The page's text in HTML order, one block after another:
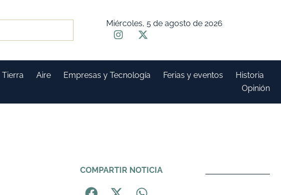
Miércoles, 5 de agosto de 2026
Tierra Aire Empresas y Tecnología Ferias y eventos
Historia
Opinión
COMPARTIR NOTICIA